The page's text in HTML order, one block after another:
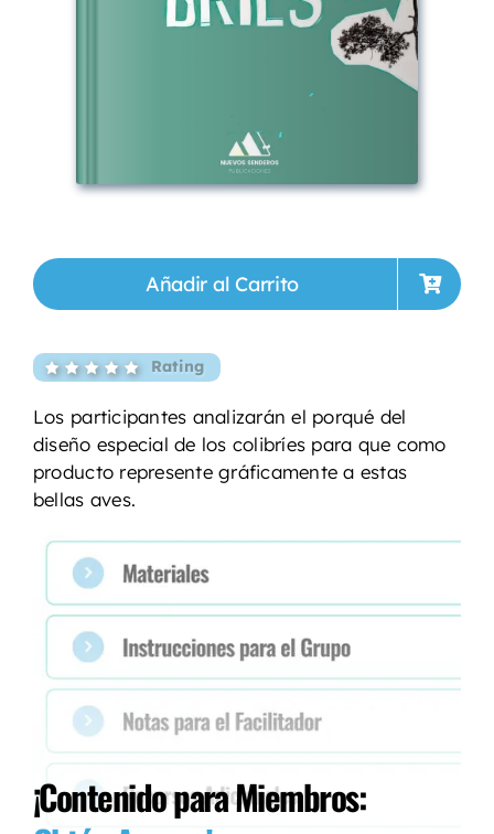
Añadir al Carrito
Rating
Los participantes analizarán el porqué del
diseño especial de los colibríes para que como
producto represente gráficamente a estas
bellas aves.
¡Contenido para Miembros: